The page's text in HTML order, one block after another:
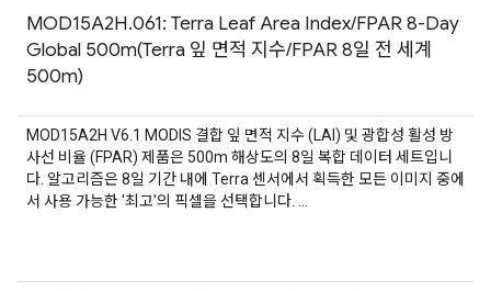
MOD15A2H.061: Terra Leaf Area Index/FPAR 8-Day
Global 500m(Terra 잎 면적 지수/FPAR 8일 전 세계
500m)
MOD15A2H V6.1 MODIS 결합 잎 면적 지수 (LAI) 및 광합성 활성 방
사선 비율 (FPAR) 제품은 500m 해상도의 8일 복합 데이터 세트입니
다. 알고리즘은 8일 기간 내에 Terra 센서에서 획득한 모든 이미지 중에
서 사용 가능한 '최고'의 픽셀을 선택합니다. …